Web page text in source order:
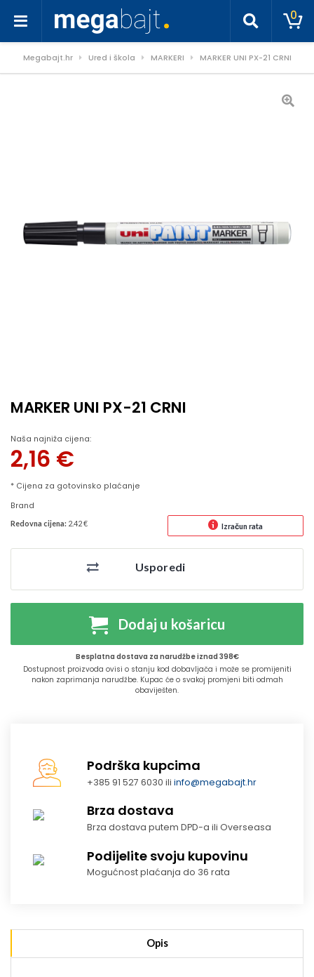
0
Megabajt.hr Ured i škola MARKERI MARKER UNI PX-21 CRNI
MARKER UNI PX-21 CRNI
Naša najniža cijena:
2,16 €
* Cijena za gotovinsko plaćanje
Brand
Redovna cijena: 2.42 € Izračun rata
Usporedi
Dodaj u košaricu
Besplatna dostava za narudžbe iznad 398€
Dostupnost proizvoda ovisi o stanju kod dobavljača i može se promijeniti
nakon zaprimanja narudžbe. Kupac će o svakoj promjeni biti odmah
obaviješten.
Podrška kupcima
+385 91 527 6030 iliinfo@megabajt.hr
Brza dostava
Brza dostava putem DPD-a ili Overseasa
Podijelite svoju kupovinu
Mogućnost plaćanja do 36 rata
Opis